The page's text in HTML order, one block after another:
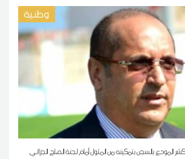
وطنية
المودع بالسجن بتمكينه من المثول أمام لجنة الصلح الجزائي